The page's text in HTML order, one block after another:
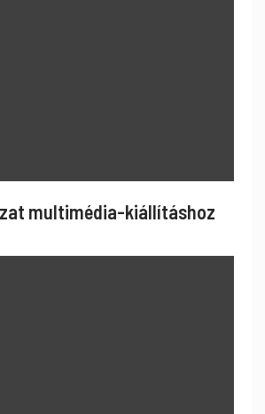
multimédia-kiállításhoz